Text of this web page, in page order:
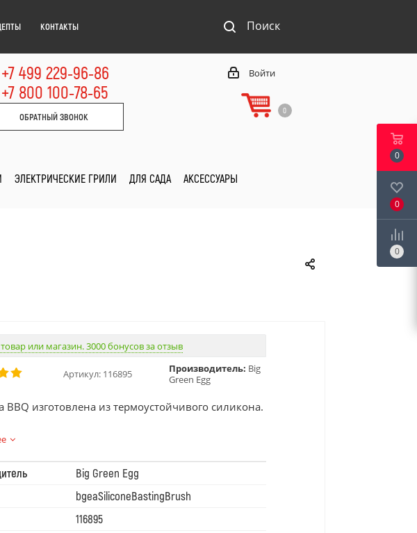
КОНТАКТЫ Поиск
+7 499 229-96-86
+7 800 100-78-65
ОБРАТНЫЙ ЗВОНОК
Войти
0
ЭЛЕКТРИЧЕСКИЕ ГРИЛИ ДЛЯ САДА АКСЕССУАРЫ
или магазин. 3000 бонусов за отзыв
Артикул: 116895 Производитель: Big
Green Egg
BBQ изготовлена из термоустойчивого силикона.
Big Green Egg
bgeaSiliconeBastingBrush
116895
0
0
0